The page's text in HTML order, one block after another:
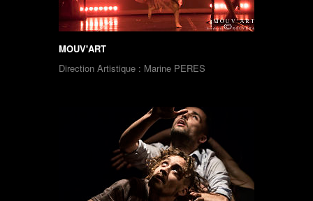
MOUV'ART
Direction Artistique : Marine PERES